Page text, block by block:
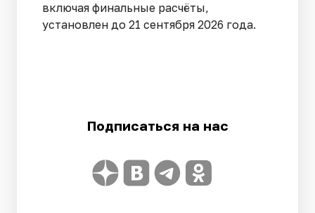
включая финальные расчёты,
установлен до 21 сентября 2026 года.
Подписаться на нас